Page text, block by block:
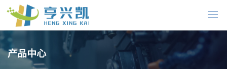
产品中心